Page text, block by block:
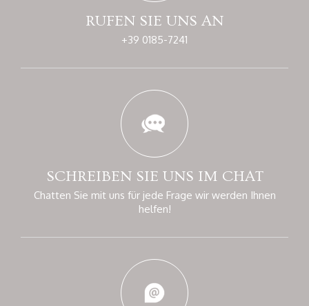
RUFEN SIE UNS AN
+39 0185-7241
SCHREIBEN SIE UNS IM CHAT
Chatten Sie mit uns für jede Frage wir werden Ihnen
helfen!